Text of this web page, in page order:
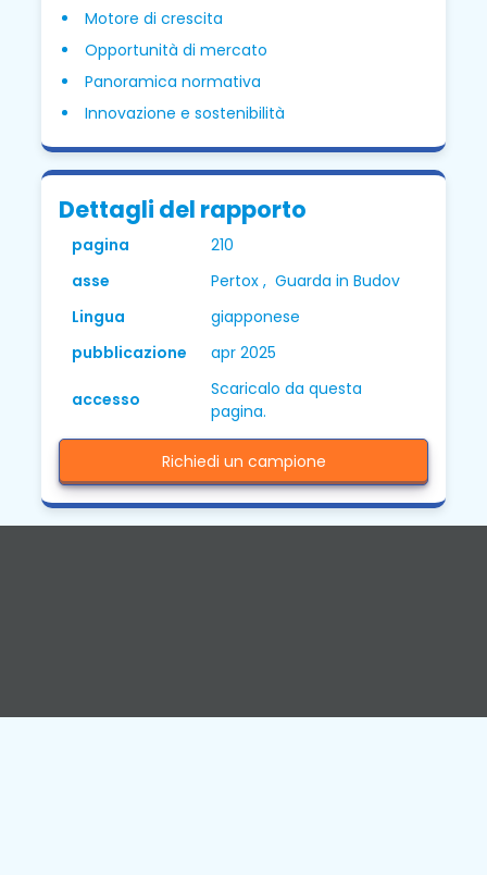
Motore di crescita
Opportunità di mercato
Panoramica normativa
Innovazione e sostenibilità
Dettagli del rapporto
pagina
210
asse
Pertox , Guarda in Budov
Lingua
giapponese
pubblicazione
apr 2025
accesso
Scaricalo da questa
pagina.
Richiedi un campione